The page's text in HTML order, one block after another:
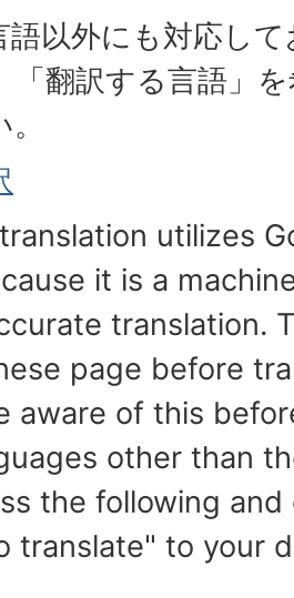
語以外にも対応し
「翻訳する言語」
utilizes
it is a
translation.
page before
aware of this
​​other than
the following
translate" to your